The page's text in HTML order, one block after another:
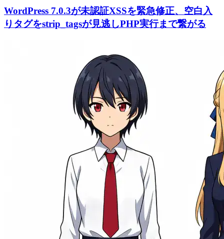
WordPress 7.0.3が未認証XSSを緊急修正、空白入
りタグをstrip_tagsが見逃しPHP実行まで繋がる